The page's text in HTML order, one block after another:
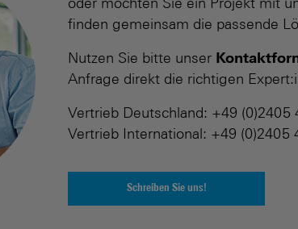
oder möchten Sie ein Projekt mit
finden gemeinsam die passende
Nutzen Sie bitte unser
Anfrage direkt die richtigen
Vertrieb Deutschland: +49 (0)2405
Vertrieb International: +49 (0)2405
Schreiben Sie uns!